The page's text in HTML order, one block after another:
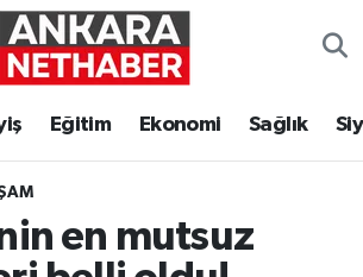
Eğitim Ekonomi Sağlık
en mutsuz
Durumu